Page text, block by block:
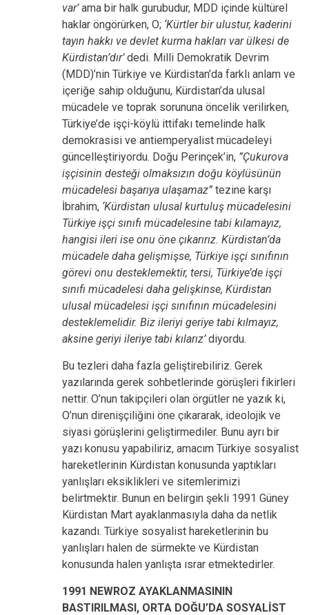
var’ama bir halk gurubudur, MDD içinde kültürel
haklar öngörürken, O; ‘Kürtler bir ulustur, kaderini
tayın hakkı ve devlet kurma hakları var ülkesi de
Kürdistan’dır’dedi. Milli Demokratik Devrim
(MDD)’nin Türkiye ve Kürdistan’da farklı anlam ve
içeriğe sahip olduğunu, Kürdistan’da ulusal
mücadele ve toprak sorununa öncelik verilirken,
Türkiye’de işçi-köylü ittifakı temelinde halk
demokrasisi ve antiemperyalist mücadeleyi
güncelleştiriyordu. Doğu Perinçek’in, ”Çukurova
işçisinin desteği olmaksızın doğu köylüsünün
mücadelesi başarıya ulaşamaz” tezine karşı
İbrahim, ‘Kürdistan ulusal kurtuluş mücadelesini
Türkiye işçi sınıfı mücadelesine tabi kılamayız,
hangisi ileri ise onu öne çıkarırız. Kürdistan’da
mücadele daha gelişmişse, Türkiye işçi sınıfının
görevi onu desteklemektir, tersi, Türkiye’de işçi
sınıfı mücadelesi daha gelişkinse, Kürdistan
ulusal mücadelesi işçi sınıfının mücadelesini
desteklemelidir. Biz ileriyi geriye tabi kılmayız,
aksine geriyi ileriye tabi kılarız’diyordu.
Bu tezleri daha fazla geliştirebiliriz. Gerek
yazılarında gerek sohbetlerinde görüşleri fikirleri
nettir. O’nun takipçileri olan örgütler ne yazık ki,
O’nun direnişçiliğini öne çıkararak, ideolojik ve
siyasi görüşlerini geliştirmediler. Bunu ayrı bir
yazı konusu yapabiliriz, amacım Türkiye sosyalist
hareketlerinin Kürdistan konusunda yaptıkları
yanlışları eksiklikleri ve sitemlerimizi
belirtmektir. Bunun en belirgin şekli 1991 Güney
Kürdistan Mart ayaklanmasıyla daha da netlik
kazandı. Türkiye sosyalist hareketlerinin bu
yanlışları halen de sürmekte ve Kürdistan
konusunda halen yanlışta ısrar etmektedirler.
1991 NEWROZ AYAKLANMASININ
BASTIRILMASI, ORTA DOĞU’DA SOSYALİST